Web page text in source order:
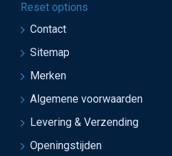
Reset options
Contact
Sitemap
Merken
Algemene voorwaarden
Levering & Verzending
Openingstijden